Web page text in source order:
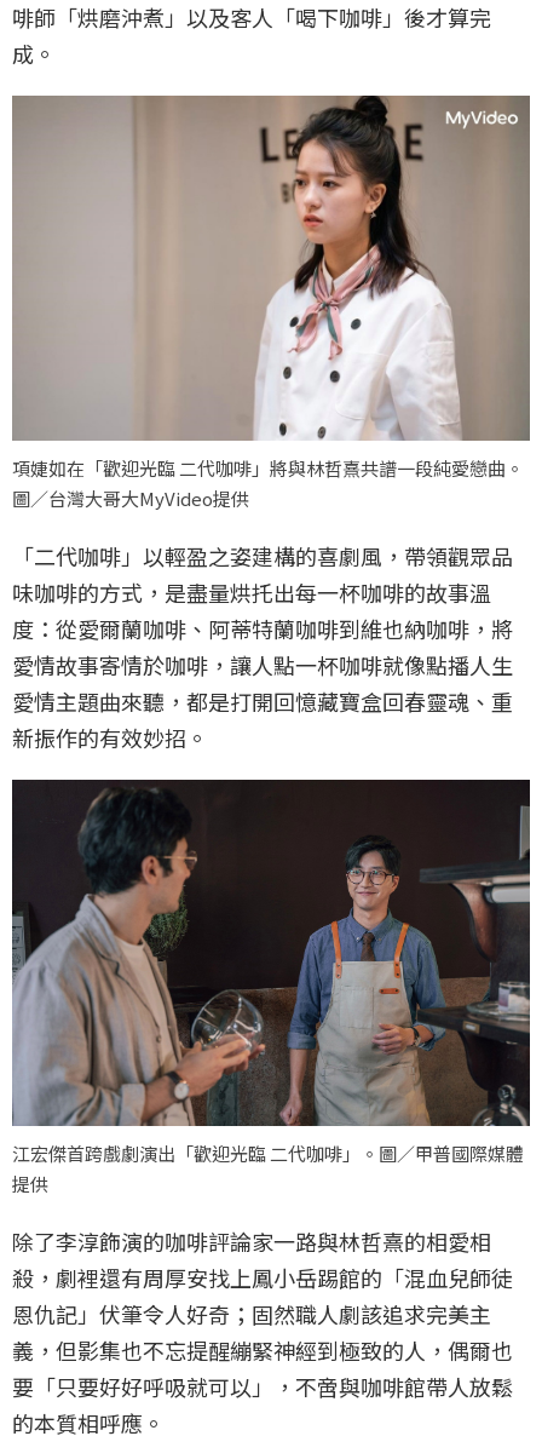
啡師「烘磨沖煮」以及客人「喝下咖啡」後才算完
成。
項婕如在「歡迎光臨 二代咖啡」將與林哲熹共譜一段純愛戀曲。
圖／台灣大哥大MyVideo提供
「二代咖啡」以輕盈之姿建構的喜劇風，帶領觀眾品
味咖啡的方式，是盡量烘托出每一杯咖啡的故事溫
度：從愛爾蘭咖啡、阿蒂特蘭咖啡到維也納咖啡，將
愛情故事寄情於咖啡，讓人點一杯咖啡就像點播人生
愛情主題曲來聽，都是打開回憶藏寶盒回春靈魂、重
新振作的有效妙招。
江宏傑首跨戲劇演出「歡迎光臨 二代咖啡」。圖／甲普國際媒體
提供
除了李淳飾演的咖啡評論家一路與林哲熹的相愛相
殺，劇裡還有周厚安找上鳳小岳踢館的「混血兒師徒
恩仇記」伏筆令人好奇；固然職人劇該追求完美主
義，但影集也不忘提醒繃緊神經到極致的人，偶爾也
要「只要好好呼吸就可以」，不啻與咖啡館帶人放鬆
的本質相呼應。